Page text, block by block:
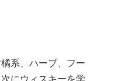
系、ハーブ、フー